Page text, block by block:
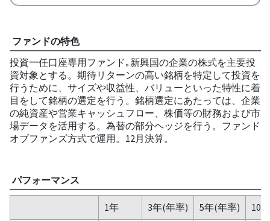
ファンドの特色
投資一任口座専用ファンド｡新興国の企業の株式を主要投
資対象とする。期待リターンの高い銘柄を特定して投資を
行うために、サイズや収益性、バリューといった特性に着
目をして銘柄の選定を行う。銘柄選定にあたっては、企業
の純資産や営業キャッシュフロー、株価等の財務および市
場データを活用する。為替の部分ヘッジを行う。ファンド
オブファンズ方式で運用。12月決算。
パフォーマンス
1年 3年(年率) 5年(年率)
10